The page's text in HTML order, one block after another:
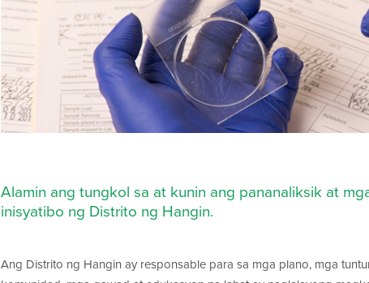
Alamin ang tungkol sa at kunin ang pananaliksik at
inisyatibo ng Distrito ng Hangin.
Ang Distrito ng Hangin ay responsable para sa mga plano, mga